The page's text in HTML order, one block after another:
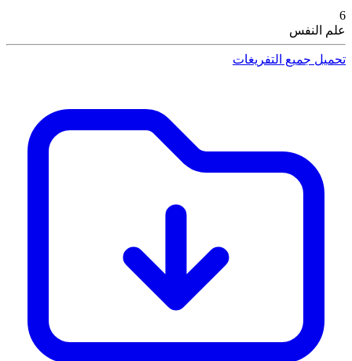
6
علم النفس
تحميل جميع التفريغات